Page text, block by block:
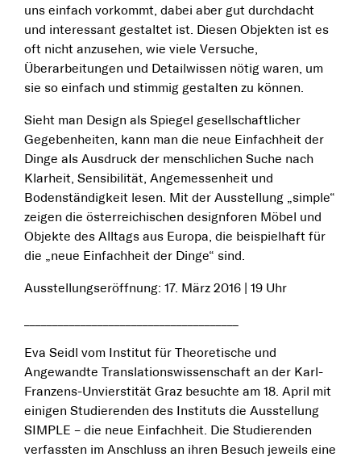
uns einfach vorkommt, dabei aber gut durchdacht
und interessant gestaltet ist. Diesen Objekten ist es
oft nicht anzusehen, wie viele Versuche,
Überarbeitungen und Detailwissen nötig waren, um
sie so einfach und stimmig gestalten zu können.
Sieht man Design als Spiegel gesellschaftlicher
Gegebenheiten, kann man die neue Einfachheit der
Dinge als Ausdruck der menschlichen Suche nach
Klarheit, Sensibilität, Angemessenheit und
Bodenständigkeit lesen. Mit der Ausstellung „simple“
zeigen die österreichischen designforen Möbel und
Objekte des Alltags aus Europa, die beispielhaft für
die „neue Einfachheit der Dinge“ sind.
Ausstellungseröffnung: 17. März 2016 | 19 Uhr
Eva Seidl vom Institut für Theoretische und
Angewandte Translationswissenschaft an der Karl-
Franzens-Unvierstität Graz besuchte am 18. April mit
einigen Studierenden des Instituts die Ausstellung
SIMPLE – die neue Einfachheit. Die Studierenden
verfassten im Anschluss an ihren Besuch jeweils eine